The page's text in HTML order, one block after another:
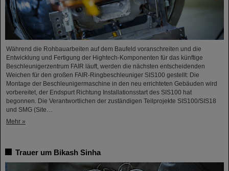
Während die Rohbauarbeiten auf dem Baufeld voranschreiten und die
Entwicklung und Fertigung der Hightech-Komponenten für das künftige
Beschleunigerzentrum FAIR läuft, werden die nächsten entscheidenden
Weichen für den großen FAIR-Ringbeschleuniger SIS100 gestellt: Die
Montage der Beschleunigermaschine in den neu errichteten Gebäuden wird
vorbereitet, der Endspurt Richtung Installationsstart des SIS100 hat
begonnen. Die Verantwortlichen der zuständigen Teilprojekte SIS100/SIS18
und SMG (Site…
Mehr »
Trauer um Bikash Sinha